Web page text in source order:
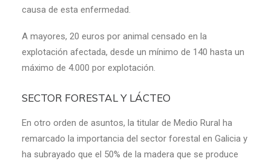
causa de esta enfermedad.
A mayores, 20 euros por animal censado en la
explotación afectada, desde un mínimo de 140 hasta un
máximo de 4.000 por explotación.
SECTOR FORESTAL Y LÁCTEO
En otro orden de asuntos, la titular de Medio Rural ha
remarcado la importancia del sector forestal en Galicia y
ha subrayado que el 50% de la madera que se produce